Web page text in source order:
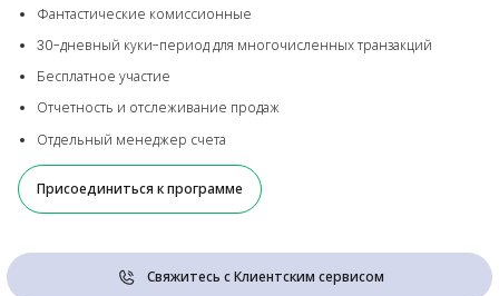
Фантастические комиссионные
30-дневный куки-период для многочисленных транзакций
Бесплатное участие
Отчетность и отслеживание продаж
Отдельный менеджер счета
Присоединиться к программе
Свяжитесь с Клиентским сервисом